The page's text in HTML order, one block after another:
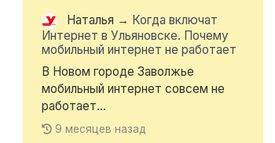
Наталья → Когда включат
Интернет в Ульяновске. Почему
мобильный интернет не работает
В Новом городе Заволжье
мобильный интернет совсем не
работает...
9 месяцев назад